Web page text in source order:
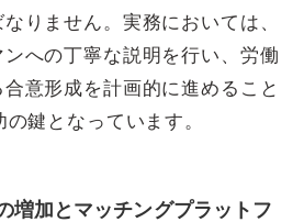
りません。実務においては、
への丁寧な説明を行い、労働
意形成を計画的に進めること
鍵となっています。
増加とマッチングプラットフ